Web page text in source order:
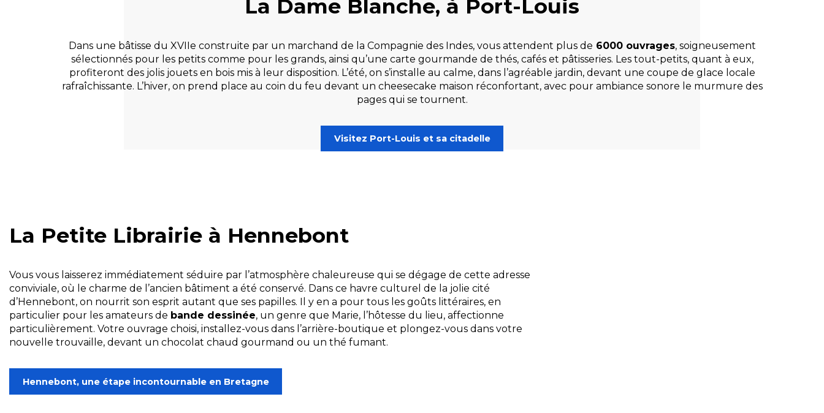
La Dame Blanche, à Port-Louis
Dans une bâtisse du XVIIe construite par un marchand de la Compagnie des Indes, vous attendent plus de 6000 ouvrages, soigneusement
sélectionnés pour les petits comme pour les grands, ainsi qu’une carte gourmande de thés, cafés et pâtisseries. Les tout-petits, quant à eux,
profiteront des jolis jouets en bois mis à leur disposition. L’été, on s’installe au calme, dans l’agréable jardin, devant une coupe de glace locale
rafraîchissante. L’hiver, on prend place au coin du feu devant un cheesecake maison réconfortant, avec pour ambiance sonore le murmure des
pages qui se tournent.
Visitez Port-Louis et sa citadelle
La Petite Librairie à Hennebont
Vous vous laisserez immédiatement séduire par l’atmosphère chaleureuse qui se dégage de cette adresse
conviviale, où le charme de l’ancien bâtiment a été conservé. Dans ce havre culturel de la jolie cité
d’Hennebont, on nourrit son esprit autant que ses papilles. Il y en a pour tous les goûts littéraires, en
particulier pour les amateurs de bande dessinée, un genre que Marie, l’hôtesse du lieu, affectionne
particulièrement. Votre ouvrage choisi, installez-vous dans l’arrière-boutique et plongez-vous dans votre
nouvelle trouvaille, devant un chocolat chaud gourmand ou un thé fumant.
Hennebont, une étape incontournable en Bretagne